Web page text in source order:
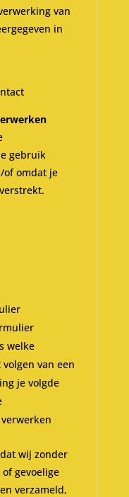
van
in
gebruik
of omdat je
welke
van een
je volgde
wij zonder
gevoelige
verzameld,